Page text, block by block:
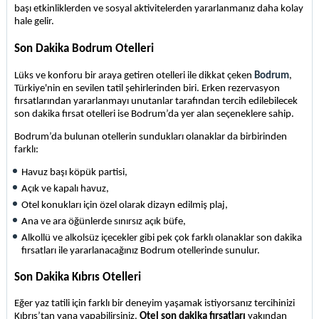
başı etkinliklerden ve sosyal aktivitelerden yararlanmanız daha kolay
hale gelir.
Son Dakika Bodrum Otelleri
Lüks ve konforu bir araya getiren otelleri ile dikkat çeken Bodrum,
Türkiye'nin en sevilen tatil şehirlerinden biri. Erken rezervasyon
fırsatlarından yararlanmayı unutanlar tarafından tercih edilebilecek
son dakika fırsat otelleri ise Bodrum’da yer alan seçeneklere sahip.
Bodrum’da bulunan otellerin sundukları olanaklar da birbirinden
farklı:
Havuz başı köpük partisi,
Açık ve kapalı havuz,
Otel konukları için özel olarak dizayn edilmiş plaj,
Ana ve ara öğünlerde sınırsız açık büfe,
Alkollü ve alkolsüz içecekler gibi pek çok farklı olanaklar son dakika
fırsatları ile yararlanacağınız Bodrum otellerinde sunulur.
Son Dakika Kıbrıs Otelleri
Eğer yaz tatili için farklı bir deneyim yaşamak istiyorsanız tercihinizi
Kıbrıs’tan yana yapabilirsiniz. Otel son dakika fırsatları yakından